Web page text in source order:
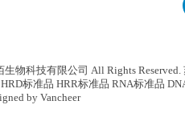
物科技有限公司 All Rights Reserved.
HRD标准品 HRR标准品 RNA标准品
by Vancheer